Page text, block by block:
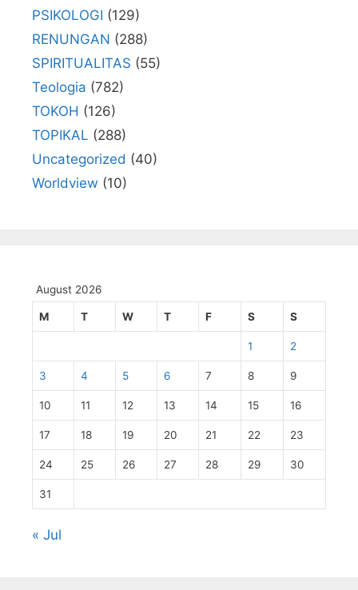
PSIKOLOGI (129)
RENUNGAN (288)
SPIRITUALITAS (55)
Teologia (782)
TOKOH (126)
TOPIKAL (288)
Uncategorized (40)
Worldview (10)
August 2026
M T W T F S S
1 2
3 4 5 6 7 8 9
10 11 12 13 14 15 16
17 18 19 20 21 22 23
24 25 26 27 28 29 30
31
« Jul